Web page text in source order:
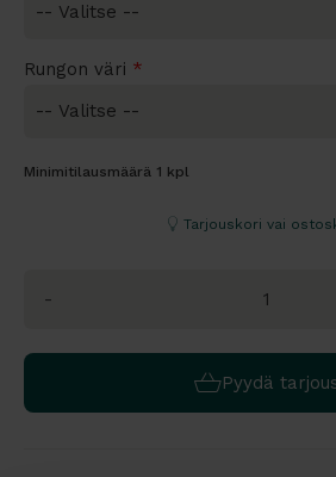
Rungon väri *
Minimitilausmäärä 1 kpl
Tarjouskori vai
-
Pyydä